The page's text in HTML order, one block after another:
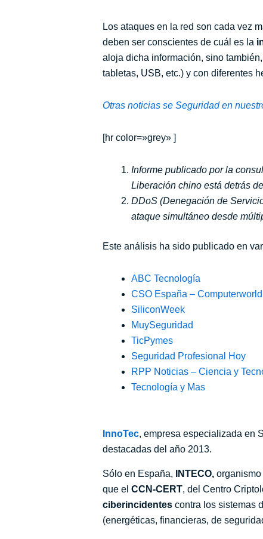
Los ataques en la red son cada vez
deben ser conscientes de cuál es la
aloja dicha información, sino
tabletas, USB, etc.) y con diferentes
Otras noticias se Seguridad en
[hr color=»grey» ]
Informe publicado por la
Liberación chino está detrás
DDoS (Denegación de
ataque simultáneo desde
Este análisis ha sido publicado en
ABC Tecnología
CSO España – Computerworld
SiliconWeek
MuySeguridad
TicPymes
Seguridad Profesional Hoy
RPP Noticias – Ciencia y
Tecnología y Mas
InnoTec, empresa especializada en
destacadas del año 2013.
Sólo en España, INTECO,
que el CCN-CERT, del Centro
ciberincidentes contra los sistemas
(energéticas, financieras, de